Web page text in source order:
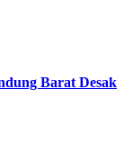
Barat Desak